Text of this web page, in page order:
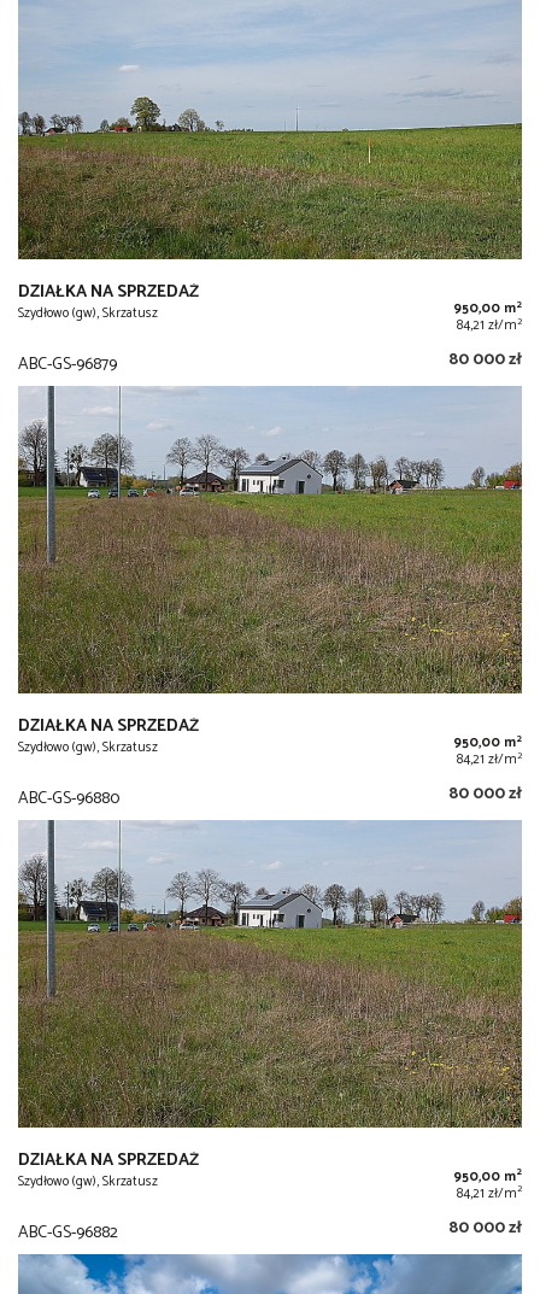
DZIAŁKA NA SPRZEDAŻ
Szydłowo (gw), Skrzatusz 950,00 m2
84,21 zł/m2
ABC-GS-96879 80 000 zł
DZIAŁKA NA SPRZEDAŻ
Szydłowo (gw), Skrzatusz 950,00 m2
84,21 zł/m2
ABC-GS-96880 80 000 zł
DZIAŁKA NA SPRZEDAŻ
Szydłowo (gw), Skrzatusz 950,00 m2
84,21 zł/m2
ABC-GS-96882 80 000 zł